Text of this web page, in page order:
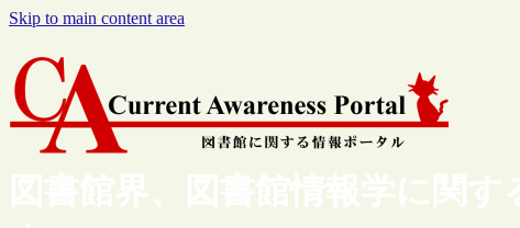
Skip to main content area
図書館界、図書館情報学に関